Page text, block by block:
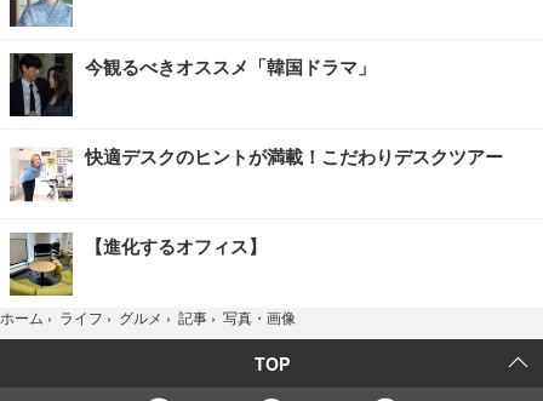
今観るべきオススメ「韓国ドラマ」
快適デスクのヒントが満載！こだわりデスクツアー
【進化するオフィス】
ホーム › ライフ › グルメ › 記事 › 写真・画像
TOP